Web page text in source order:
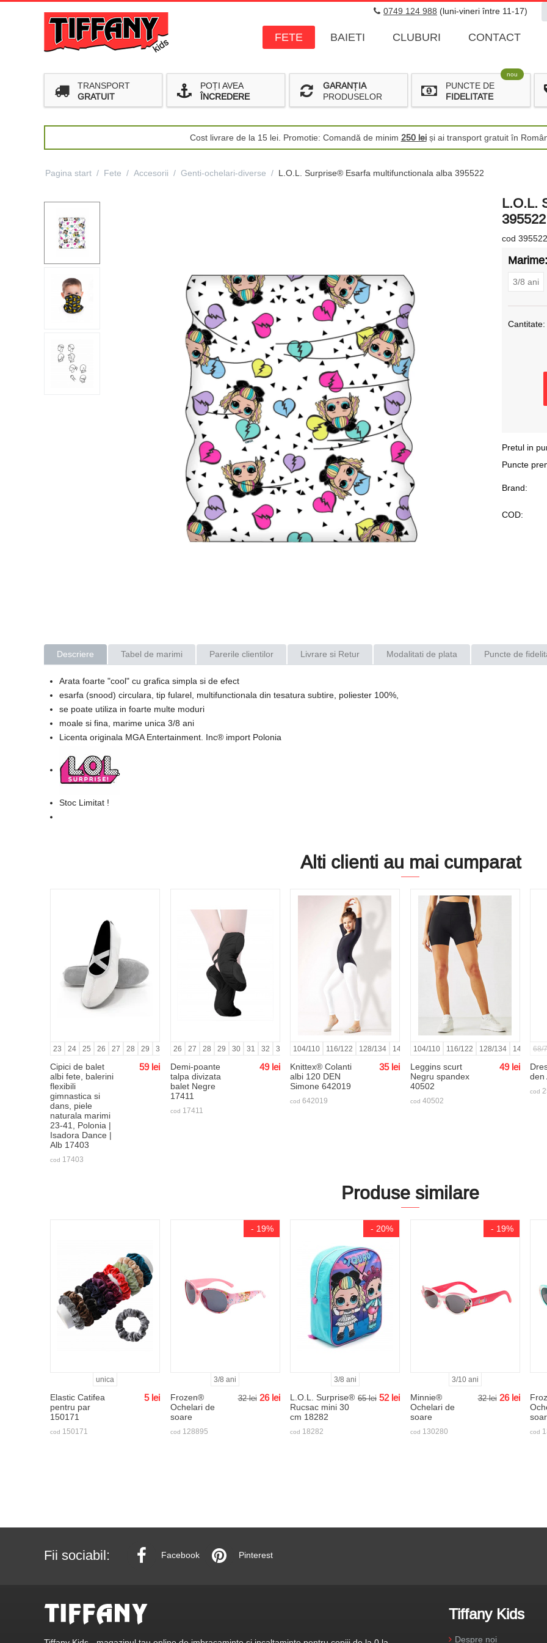
0749 124 988 (luni-vineri între 11-17)
FETE BAIETI CLUBURI CONTACT
TRANSPORT
GRATUIT
POȚI AVEA
ÎNCREDERE
GARANȚIA
PRODUSELOR
nou
PUNCTE DE
FIDELITATE
Cost livrare de la 15 lei. Promotie: Comandă de minim 250 leiși ai transport gratuit în
Pagina start / Fete / Accesorii / Genti-ochelari-diverse / L.O.L. Surprise® Esarfa multifunctionala alba 395522
L.O.L.
395522
cod 395522
Marime:
3/8 ani
Cantitate:
Pretul in
Puncte
Brand:
COD:
Descriere Tabel de marimi Parerile clientilor Livrare si Retur Modalitati de plata Puncte de
Arata foarte "cool" cu grafica simpla si de efect
esarfa (snood) circulara, tip fularel, multifunctionala din tesatura subtire, poliester 100%,
se poate utiliza in foarte multe moduri
moale si fina, marime unica 3/8 ani
Licenta originala MGA Entertainment. Inc® import Polonia
Stoc Limitat !
Alti clienti au mai cumparat
23 24 25 26 27 28 29 30 31 32 33 34 35 36 37 38 39 40 41
Cipici de balet
albi fete, balerini
flexibili
gimnastica si
dans, piele
naturala marimi
23-41, Polonia |
Isadora Dance |
Alb 17403
59 lei
cod 17403
26 27 28 29 30 31 32 33 34 35 36 37 38 39 40 41 42
Demi-poante
talpa divizata
balet Negre
17411
49 lei
cod 17411
104/110 116/122 128/134 140/146 152/158
Knittex® Colanti
albi 120 DEN
Simone 642019
35 lei
cod 642019
104/110 116/122 128/134 140/146
Leggins scurt
Negru spandex
40502
49 lei
cod 40502
68/
den
cod
Produse similare
unica
Elastic Catifea
pentru par
150171
5 lei
cod 150171
- 19%
3/8 ani
Frozen®
Ochelari de
soare
32 lei 26 lei
cod 128895
- 20%
3/8 ani
L.O.L. Surprise®
Rucsac mini 30
cm 18282
65 lei 52 lei
cod 18282
- 19%
3/10 ani
Minnie®
Ochelari de
soare
32 lei 26 lei
cod 130280 cod
Fii sociabil: Facebook Pinterest
Tiffany Kids
Despre noi